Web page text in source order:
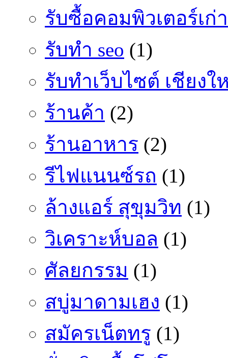
รับซื้อคอมพิวเตอร์เก่า
รับทำ seo (1)
รับทำเว็บไซต์ เชียงใ
ร้านค้า (2)
ร้านอาหาร (2)
รีไฟแนนซ์รถ (1)
ล้างแอร์ สุขุมวิท (1)
วิเคราะห์บอล (1)
ศัลยกรรม (1)
สบู่มาดามเฮง (1)
สมัครเน็ตทรู (1)